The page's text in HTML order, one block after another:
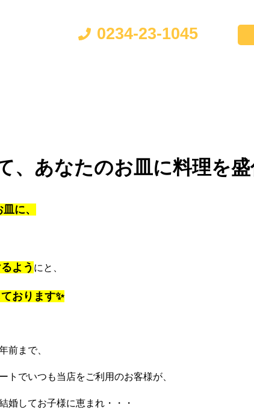
0234-23-1045
、あなたのお皿に料理を盛
に、
よう にと、
おります✨
前まで、
トでいつも当店をご利用のお客様が、
婚してお子様に恵まれ・・・